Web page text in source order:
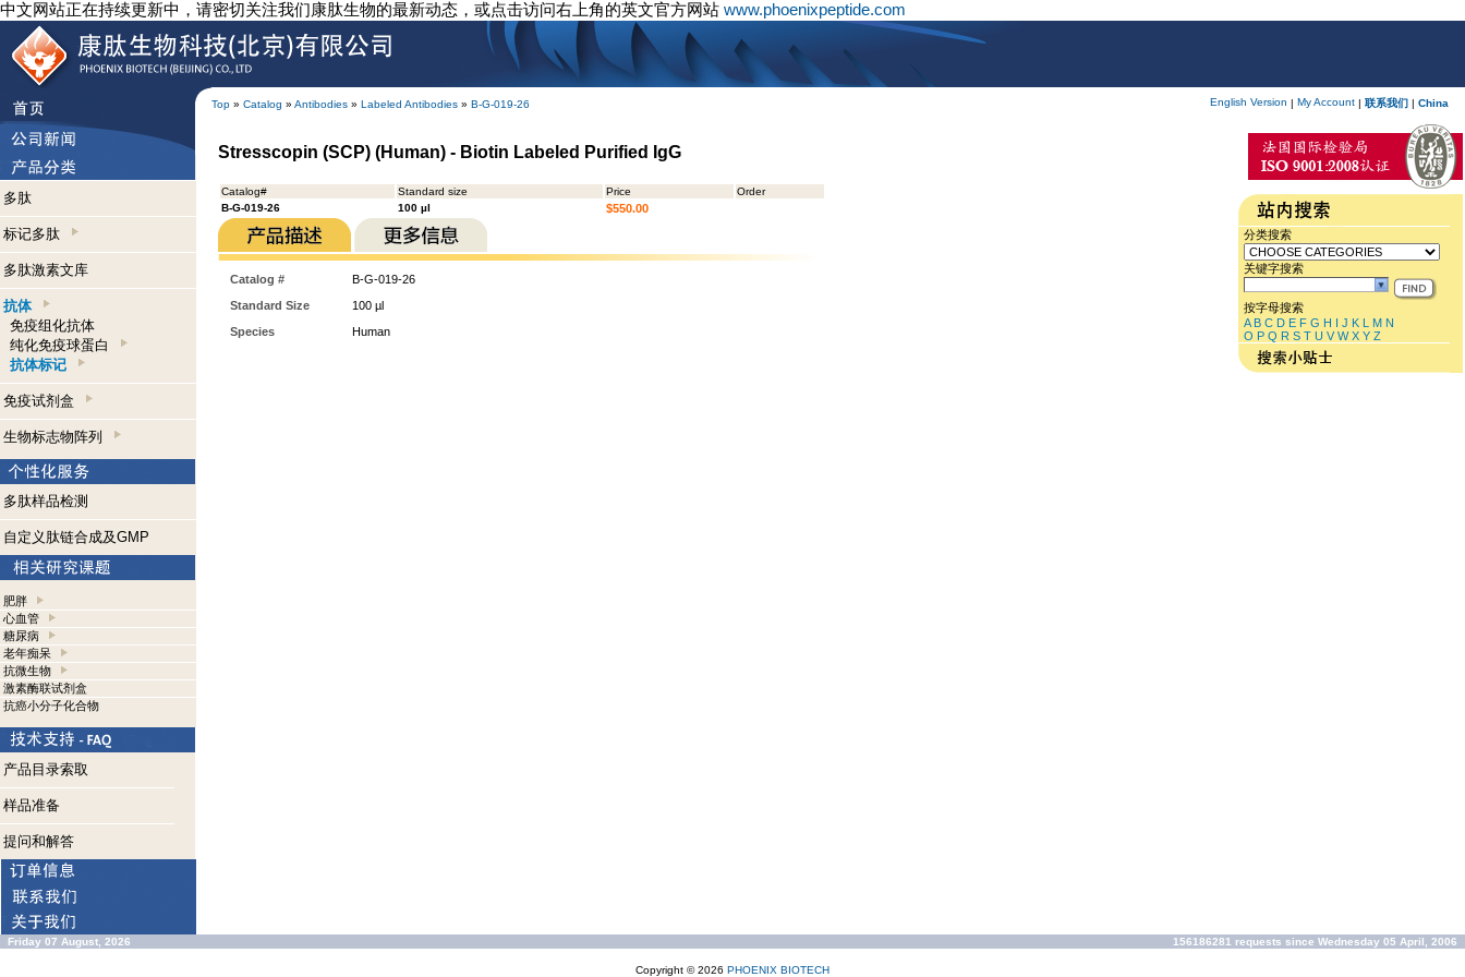
中文网站正在持续更新中，请密切关注我们康肽生物的最新动态，或点击访问右上角的英文官方网站 www.phoenixpeptide.com
Top » Catalog » Antibodies » Labeled Antibodies » B-G-019-26 English Version | My Account | 联系我们 | China
多肽
标记多肽
多肽激素文库
抗体
免疫组化抗体
纯化免疫球蛋白
抗体标记
免疫试剂盒
生物标志物阵列
多肽样品检测
自定义肽链合成及GMP
肥胖
心血管
糖尿病
老年痴呆
抗微生物
激素酶联试剂盒
抗癌小分子化合物
产品目录索取
样品准备
提问和解答
Stresscopin (SCP) (Human) - Biotin Labeled Purified IgG
Catalog# Standard size Price
Order
B-G-019-26
100 µl $550.00
Catalog #
B-G-019-26
Standard Size
100 µl
Species
Human
分类搜索
关键字搜索
按字母搜索
A B C D E F G H I J K L M N
O P Q R S T U V W X Y Z
Friday 07 August, 2026 156186281 requests since Wednesday 05 April, 2006
Copyright © 2026 PHOENIX BIOTECH